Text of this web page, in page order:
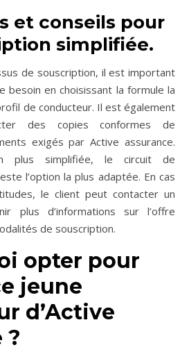
et conseils pour
simplifiée.
de souscription, il est important
besoin en choisissant la formule la
de conducteur. Il est également
des copies conformes de
exigés par Active assurance.
plus simplifiée, le circuit de
l’option la plus adaptée. En cas
le client peut contacter un
plus d’informations sur l’offre
de souscription.
opter pour
jeune
d’Active
?